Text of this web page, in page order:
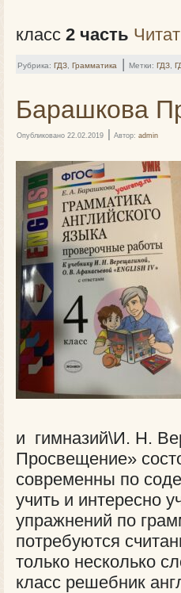
класс 2 часть
Рубрика: ГДЗ Грамматика | Метки: ГДЗ
Барашкова
Опубликовано 22.02.2019 | Автор: admin
и гимназий\И. Н.
Просвещение»
современны по
учить и интересно
упражнений по
потребуются
только несколько
класс решебник